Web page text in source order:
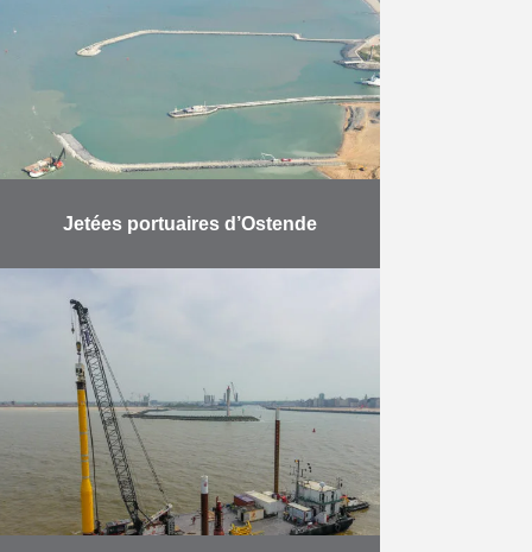
navires de mer et …
Jetées portuaires d’Ostende
l’extension du port d’Ostende. Ce
travail s’est déroulé en trois
phases. Deux jetées ont été bâties
en mer et ont …
En savoir plus